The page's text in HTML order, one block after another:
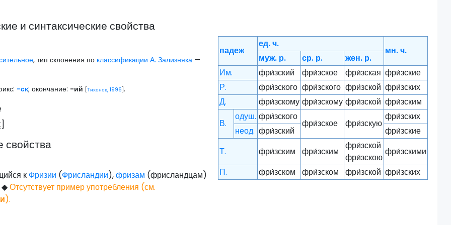
и синтаксические свойства
падеж
ед. ч.
мн. ч.
муж. р. ср. р.
жен. р.
Им.
фри́зский фри́зское фри́зская фри́зские
Р.
фри́зского фри́зского фри́зской фри́зских
Д.
фри́зскому фри́зскому фри́зской фри́зским
В.
одуш. фри́зского
фри́зское фри́зскую
фри́зских
неод. фри́зский
фри́зские
Т.
фри́зским фри́зским
фри́зской
фри́зскою
фри́зскими
П.
фри́зском фри́зском фри́зской фри́зских
, тип склонения по классификации А. Зализняка —
-ск; окончание: -ий [Тихонов, 1996 ].
]
свойства
к Фризии (Фрисландии),фризам (фрисландцам)
◆Отсутствует пример употребления (см.
).